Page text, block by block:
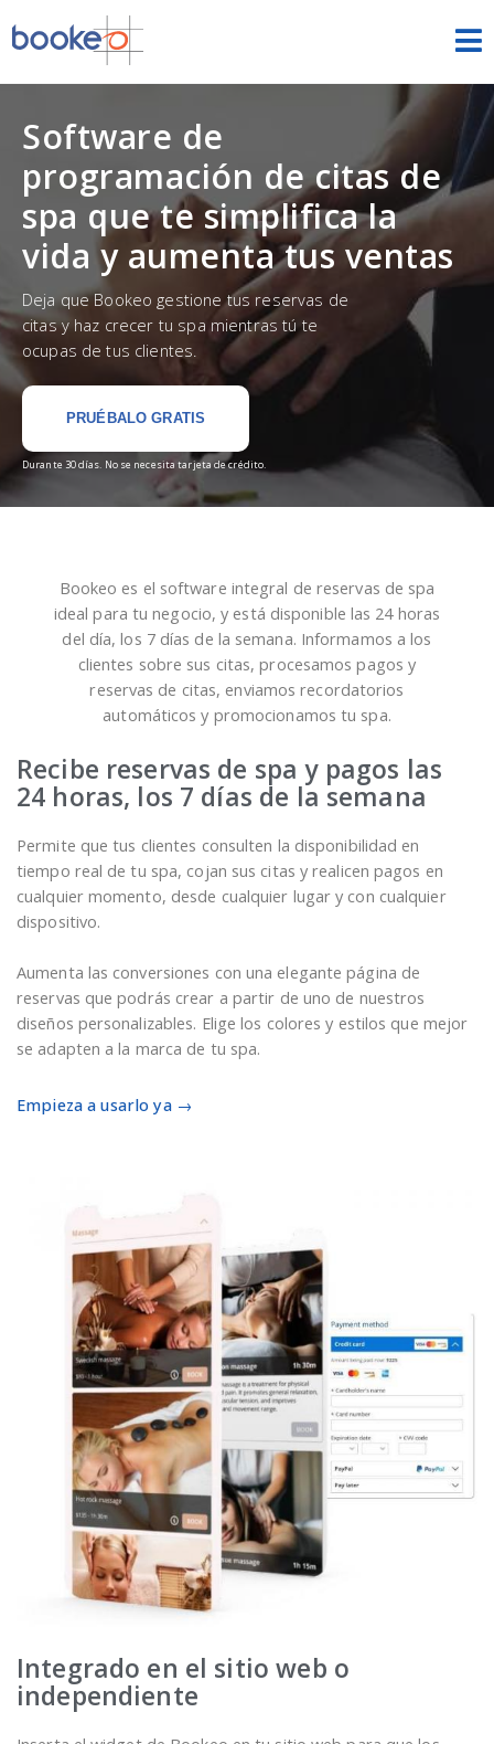
INICIO
FUNCIONES
TEMAS
PRECIOS
INICIAR SESIÓN PRUEBA GRATIS
ESPAÑOL
Software de
programación de citas de
spa que te simplifica la
vida y aumenta tus ventas
Deja que Bookeo gestione tus reservas de
citas y haz crecer tu spa mientras tú te
ocupas de tus clientes.
PRUÉBALO GRATIS
Durante 30 días. No se necesita tarjeta de crédito.
Bookeo es el software integral de reservas de spa
ideal para tu negocio, y está disponible las 24 horas
del día, los 7 días de la semana. Informamos a los
clientes sobre sus citas, procesamos pagos y
reservas de citas, enviamos recordatorios
automáticos y promocionamos tu spa.
Recibe reservas de spa y pagos las
24 horas, los 7 días de la semana
Permite que tus clientes consulten la disponibilidad en
tiempo real de tu spa, cojan sus citas y realicen pagos en
cualquier momento, desde cualquier lugar y con cualquier
dispositivo.
Aumenta las conversiones con una elegante página de
reservas que podrás crear a partir de uno de nuestros
diseños personalizables. Elige los colores y estilos que mejor
se adapten a la marca de tu spa.
Empieza a usarlo ya →
Integrado en el sitio web o
independiente